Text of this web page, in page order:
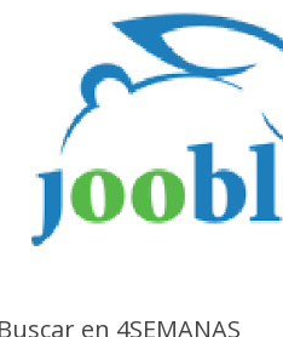
Buscar en 4SEMANAS